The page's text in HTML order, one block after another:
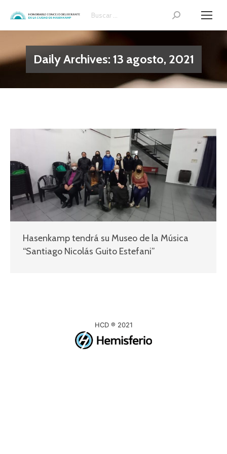
Search:
Daily Archives: 13 agosto, 2021
Hasenkamp tendrá su Museo de la Música
“Santiago Nicolás Guito Estefani”
HCD ® 2021